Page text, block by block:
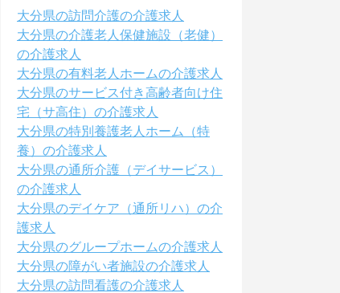
大分県の訪問介護の介護求人
大分県の介護老人保健施設（老健）
の介護求人
大分県の有料老人ホームの介護求人
大分県のサービス付き高齢者向け住
宅（サ高住）の介護求人
大分県の特別養護老人ホーム（特
養）の介護求人
大分県の通所介護（デイサービス）
の介護求人
大分県のデイケア（通所リハ）の介
護求人
大分県のグループホームの介護求人
大分県の障がい者施設の介護求人
大分県の訪問看護の介護求人